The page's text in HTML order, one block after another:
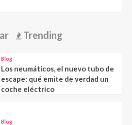
Trending
Blog
Los neumáticos, el nuevo tubo de
escape: qué emite de verdad un
coche eléctrico
Blog